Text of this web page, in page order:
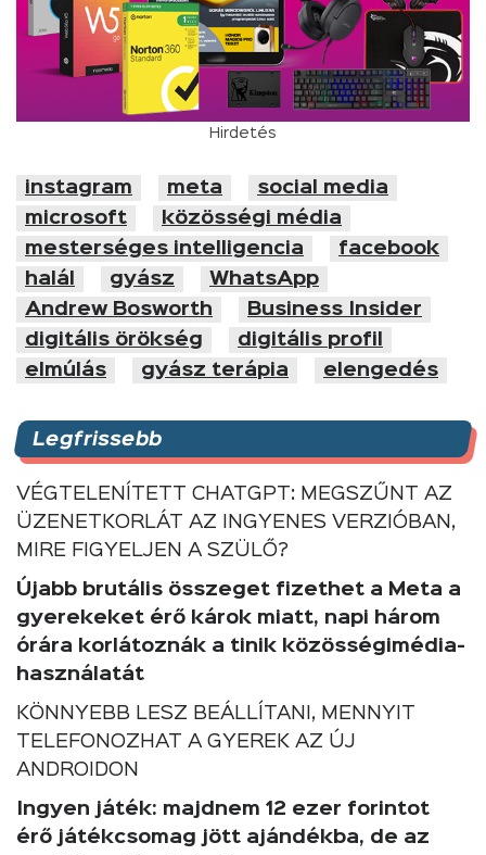
Hirdetés
instagram meta
social media
microsoft
közösségi média
mesterséges intelligencia
facebook
halál
gyász
WhatsApp
Andrew Bosworth
Business Insider
digitális örökség
digitális profil
elmúlás
gyász terápia elengedés
Legfrissebb
VÉGTELENÍTETT CHATGPT: MEGSZŰNT AZ
ÜZENETKORLÁT AZ INGYENES VERZIÓBAN,
MIRE FIGYELJEN A SZÜLŐ?
Újabb brutális összeget fizethet a Meta a
gyerekeket érő károk miatt, napi három
órára korlátoznák a tinik közösségimédia-
használatát
KÖNNYEBB LESZ BEÁLLÍTANI, MENNYIT
TELEFONOZHAT A GYEREK AZ ÚJ
ANDROIDON
Ingyen játék: majdnem 12 ezer forintot
érő játékcsomag jött ajándékba, de az